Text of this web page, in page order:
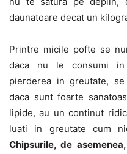
daunatoare decat un
Printre micile pofte se
daca nu le consumi
pierderea in greutate,
daca sunt foarte
lipide, au un continut
luati in greutate cum
Chipsurile, de